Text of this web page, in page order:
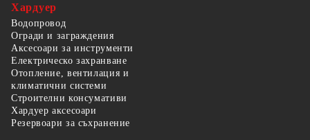
Хардуер
Водопровод
Огради и заграждения
Аксесоари за инструменти
Електрическо захранване
Отопление, вентилация и
климатични системи
Строителни консумативи
Хардуер аксесоари
Резервоари за съхранение